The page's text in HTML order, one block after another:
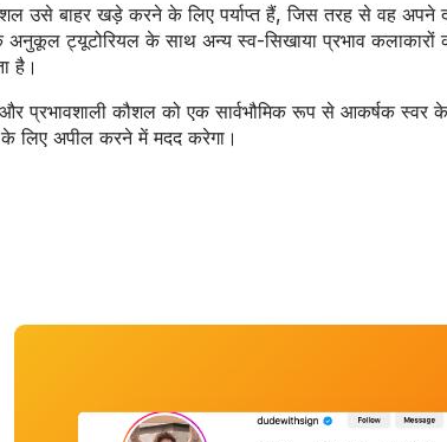
उसे बाहर खड़े करने के लिए पर्याप्त हैं, जिस तरह से वह अपने
ट्यूटोरियल के साथ अन्य स्व-सिखाया प्रभाव कलाकारों
है।
और प्रभावशाली कौशल को एक सार्वभौमिक रूप से
लिए अपील करने में मदद करेगा।